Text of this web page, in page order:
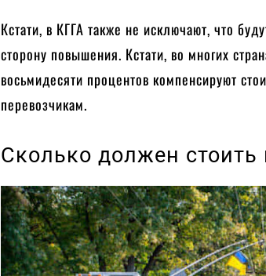
Кстати, в КГГА также не исключают, что
сторону повышения. Кстати, во многих
восьмидесяти процентов компенсируют
перевозчикам.
Сколько должен стоить